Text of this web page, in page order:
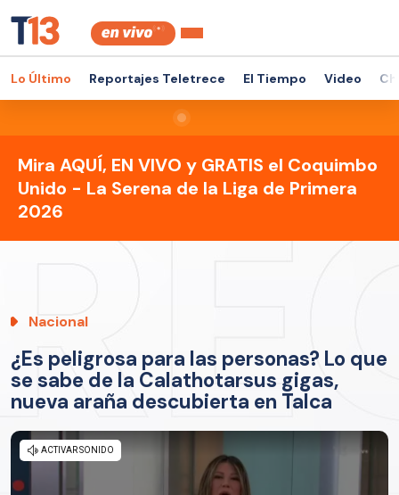
Lo Último Reportajes Teletrece El Tiempo Video
Mira AQUÍ, EN VIVO y GRATIS el Coquimbo
Unido - La Serena de la Liga de Primera
2026
Nacional
¿Es peligrosa para las personas? Lo que
se sabe de la Calathotarsus gigas,
nueva araña descubierta en Talca